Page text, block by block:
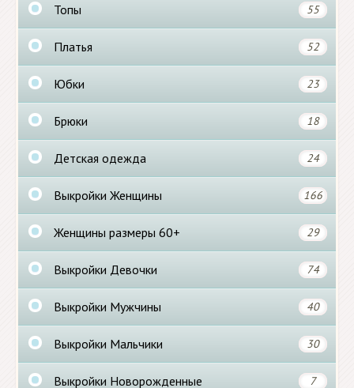
Топы 55
Платья 52
Юбки 23
Брюки 18
Детская одежда 24
Выкройки Женщины 166
Женщины размеры 60+ 29
Выкройки Девочки 74
Выкройки Мужчины 40
Выкройки Мальчики 30
Выкройки Новорожденные 7